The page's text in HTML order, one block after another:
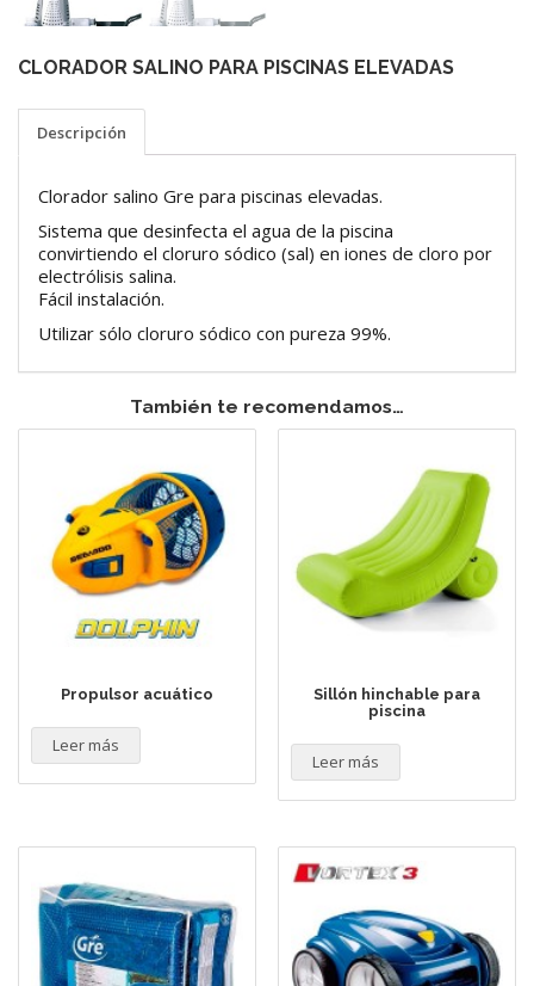
CLORADOR SALINO PARA PISCINAS ELEVADAS
Descripción
Clorador salino Gre para piscinas elevadas.
Sistema que desinfecta el agua de la piscina
convirtiendo el cloruro sódico (sal) en iones de cloro por
electrólisis salina.
Fácil instalación.
Utilizar sólo cloruro sódico con pureza 99%.
También te recomendamos…
Propulsor acuático
Leer más
Sillón hinchable para
piscina
Leer más